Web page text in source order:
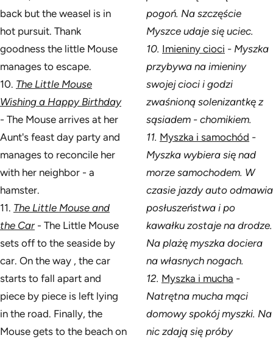
back but the weasel is in
hot pursuit. Thank
goodness the little Mouse
manages to escape.
10. The Little Mouse
Wishing a Happy Birthday
- The Mouse arrives at her
Aunt's feast day party and
manages to reconcile her
with her neighbor - a
hamster.
11. The Little Mouse and
the Car- The Little Mouse
sets off to the seaside by
car. On the way , the car
starts to fall apart and
piece by piece is left lying
in the road. Finally, the
Mouse gets to the beach on
pogoń. Na szczęście
Myszce udaje się uciec.
10. Imieniny cioci - Myszka
przybywa na imieniny
swojej cioci i godzi
zwaśnioną solenizantkę z
sąsiadem - chomikiem.
11. Myszka i samochód -
Myszka wybiera się nad
morze samochodem. W
czasie jazdy auto odmawia
posłuszeństwa i po
kawałku zostaje na drodze.
Na plażę myszka dociera
na własnych nogach.
12. Myszka i mucha -
Natrętna mucha mąci
domowy spokój myszki. Na
nic zdają się próby